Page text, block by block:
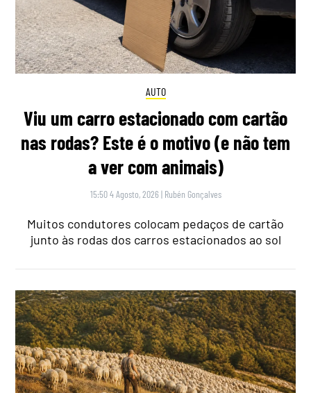
AUTO
Viu um carro estacionado com cartão
nas rodas? Este é o motivo (e não tem
a ver com animais)
15:50 4 Agosto, 2026 | Rubén Gonçalves
Muitos condutores colocam pedaços de cartão
junto às rodas dos carros estacionados ao sol